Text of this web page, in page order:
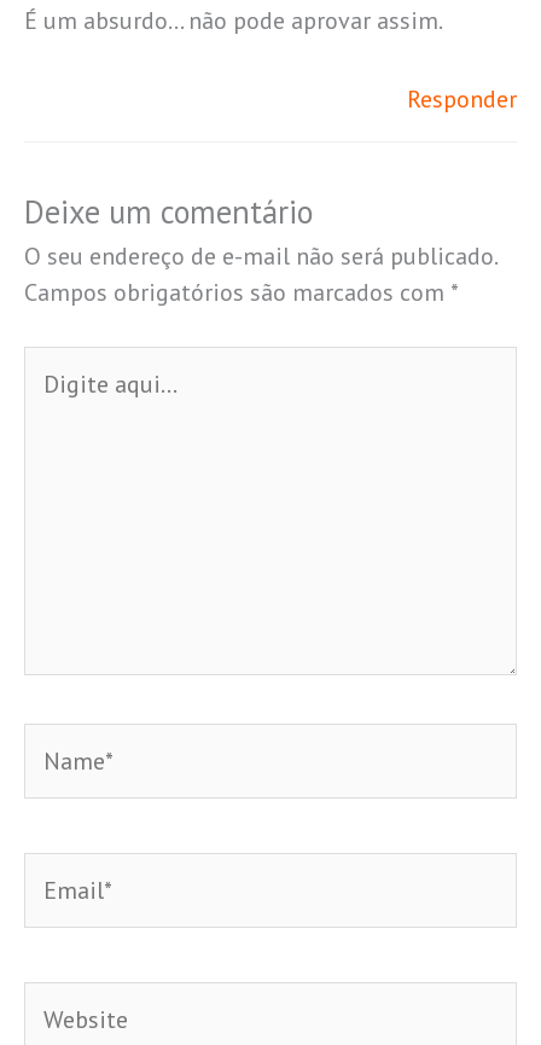
É um absurdo… não pode aprovar assim.
Responder
Deixe um comentário
O seu endereço de e-mail não será publicado.
Campos obrigatórios são marcados com *
aqui...